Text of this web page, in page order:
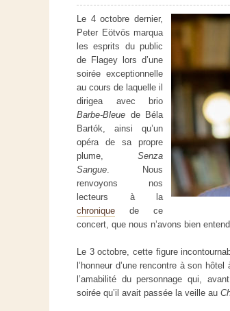
Le 4 octobre dernier,
Peter Eötvös marqua
les esprits du public
de Flagey lors d’une
soirée exceptionnelle
au cours de laquelle il
dirigea avec brio
Barbe-Bleue de Béla
Bartók, ainsi qu’un
opéra de sa propre
plume, Senza
Sangue. Nous
renvoyons nos
lecteurs à la
chronique de ce
concert, que nous n’avons bien
Le 3 octobre, cette figure
l’honneur d’une rencontre à son
l’amabilité du personnage qui,
soirée qu’il avait passée la veille au